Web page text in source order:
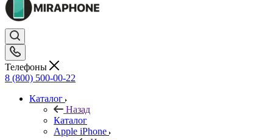
Телефоны
8 (800) 500-00-22
Каталог
Назад
Каталог
Apple iPhone